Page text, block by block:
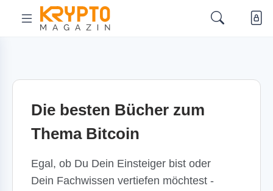
Die besten Bücher zum
Thema Bitcoin
Egal, ob Du Dein Einsteiger bist oder
Dein Fachwissen vertiefen möchtest -